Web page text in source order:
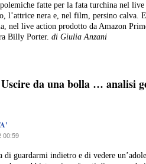
polemiche fatte per la fata turchina nel
l’attrice nera e, nel film, persino calva. E
nel live action prodotto da Amazon
Billy Porter. di Giulia Anzani
da una bolla … analisi
00:59
di guardarmi indietro e di vedere